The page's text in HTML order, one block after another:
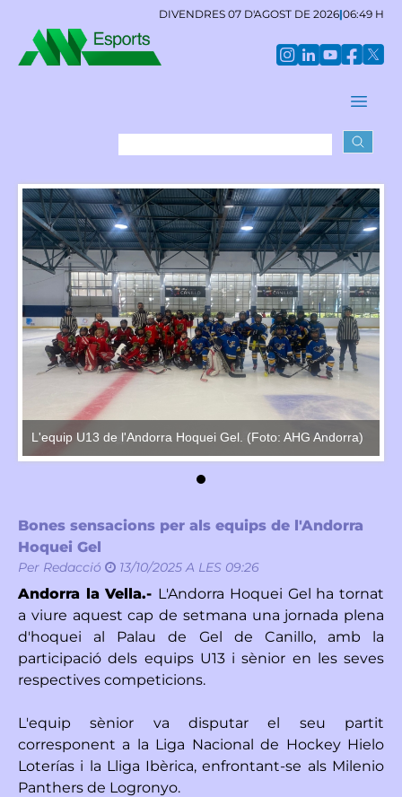
DIVENDRES 07 D'AGOST DE 2026|06:49 H
L'equip U13 de l'Andorra Hoquei Gel. (Foto: AHG Andorra)
Bones sensacions per als equips de l'Andorra
Hoquei Gel
Per Redacció 13/10/2025 A LES 09:26
Andorra la Vella.- L'Andorra Hoquei Gel ha tornat
a viure aquest cap de setmana una jornada plena
d'hoquei al Palau de Gel de Canillo, amb la
participació dels equips U13 i sènior en les seves
respectives competicions.
L'equip sènior va disputar el seu partit
corresponent a la Liga Nacional de Hockey Hielo
Loterías i la Lliga Ibèrica, enfrontant-se als Milenio
Panthers de Logronyo.